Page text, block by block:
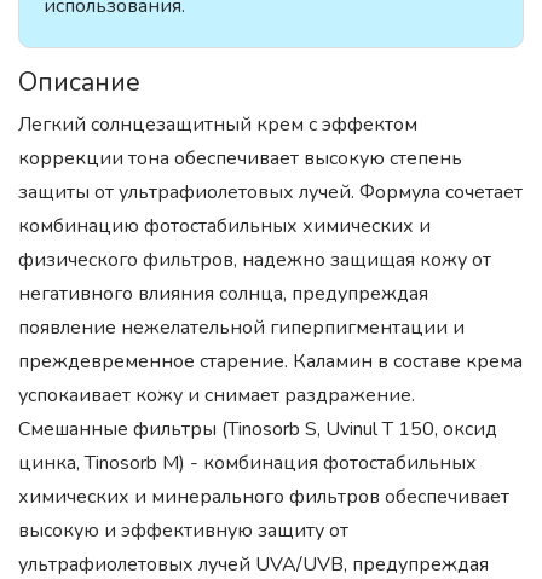
использования.
Описание
Легкий солнцезащитный крем с эффектом
коррекции тона обеспечивает высокую степень
защиты от ультрафиолетовых лучей. Формула сочетает
комбинацию фотостабильных химических и
физического фильтров, надежно защищая кожу от
негативного влияния солнца, предупреждая
появление нежелательной гиперпигментации и
преждевременное старение. Каламин в составе крема
успокаивает кожу и снимает раздражение.
Смешанные фильтры (Tinosorb S, Uvinul T 150, оксид
цинка, Tinosorb M) - комбинация фотостабильных
химических и минерального фильтров обеспечивает
высокую и эффективную защиту от
ультрафиолетовых лучей UVA/UVB, предупреждая